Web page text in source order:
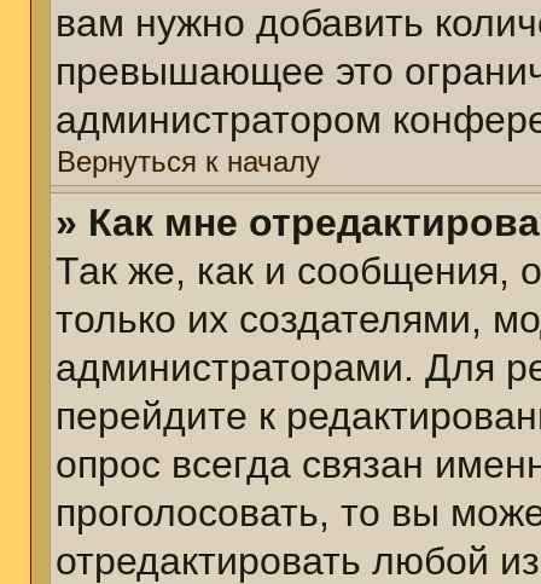
вам нужно добавить
превышающее это
администратором
Вернуться к началу
» Как мне
Так же, как и сообщения,
только их создателями,
администраторами. Для
перейдите к
опрос всегда связан
проголосовать, то вы
отредактировать любой